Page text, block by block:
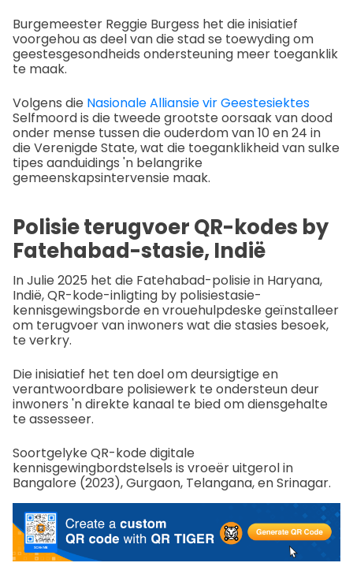
Burgemeester Reggie Burgess het die inisiatief
voorgehou as deel van die stad se toewyding om
geestesgesondheids ondersteuning meer toeganklik
te maak.
Volgens die Nasionale Alliansie vir Geestesiektes
Selfmoord is die tweede grootste oorsaak van dood
onder mense tussen die ouderdom van 10 en 24 in
die Verenigde State, wat die toeganklikheid van sulke
tipes aanduidings 'n belangrike
gemeenskapsintervensie maak.
Polisie terugvoer QR-kodes by
Fatehabad-stasie, Indië
In Julie 2025 het die Fatehabad-polisie in Haryana,
Indië, QR-kode-inligting by polisiestasie-
kennisgewingsborde en vrouehulpdeske geïnstalleer
om terugvoer van inwoners wat die stasies besoek,
te verkry.
Die inisiatief het ten doel om deursigtige en
verantwoordbare polisiewerk te ondersteun deur
inwoners 'n direkte kanaal te bied om diensgehalte
te assesseer.
Soortgelyke QR-kode digitale
kennisgewingbordstelsels is vroeër uitgerol in
Bangalore (2023), Gurgaon, Telangana, en Srinagar.